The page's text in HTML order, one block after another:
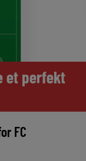
et perfekt
FC